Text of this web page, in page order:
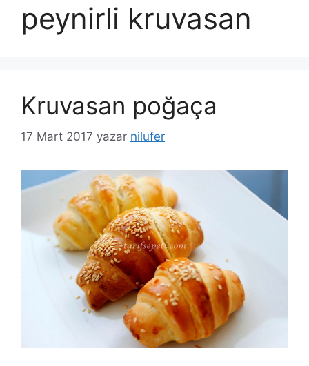
peynirli kruvasan
Kruvasan poğaça
17 Mart 2017 yazar nilufer